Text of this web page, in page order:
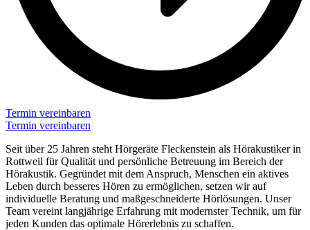
Termin vereinbaren
Termin vereinbaren
Seit über 25 Jahren steht Hörgeräte Fleckenstein als Hörakustiker in
Rottweil für Qualität und persönliche Betreuung im Bereich der
Hörakustik. Gegründet mit dem Anspruch, Menschen ein aktives
Leben durch besseres Hören zu ermöglichen, setzen wir auf
individuelle Beratung und maßgeschneiderte Hörlösungen. Unser
Team vereint langjährige Erfahrung mit modernster Technik, um für
jeden Kunden das optimale Hörerlebnis zu schaffen.